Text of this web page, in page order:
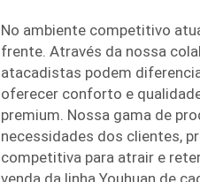
No ambiente competitivo
frente. Através da nossa
atacadistas podem
oferecer conforto e
premium. Nossa gama de
necessidades dos clientes,
competitiva para atrair e
venda da linha Youhuan de